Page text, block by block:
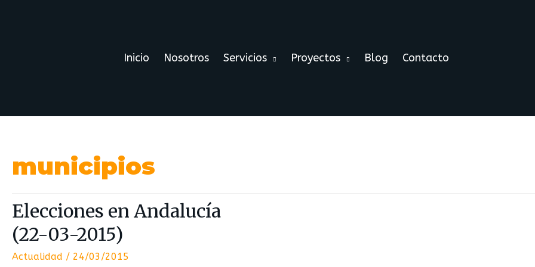
Inicio Nosotros Servicios Proyectos Blog Contacto
municipios
Elecciones en Andalucía
(22-03-2015)
Actualidad / 24/03/2015